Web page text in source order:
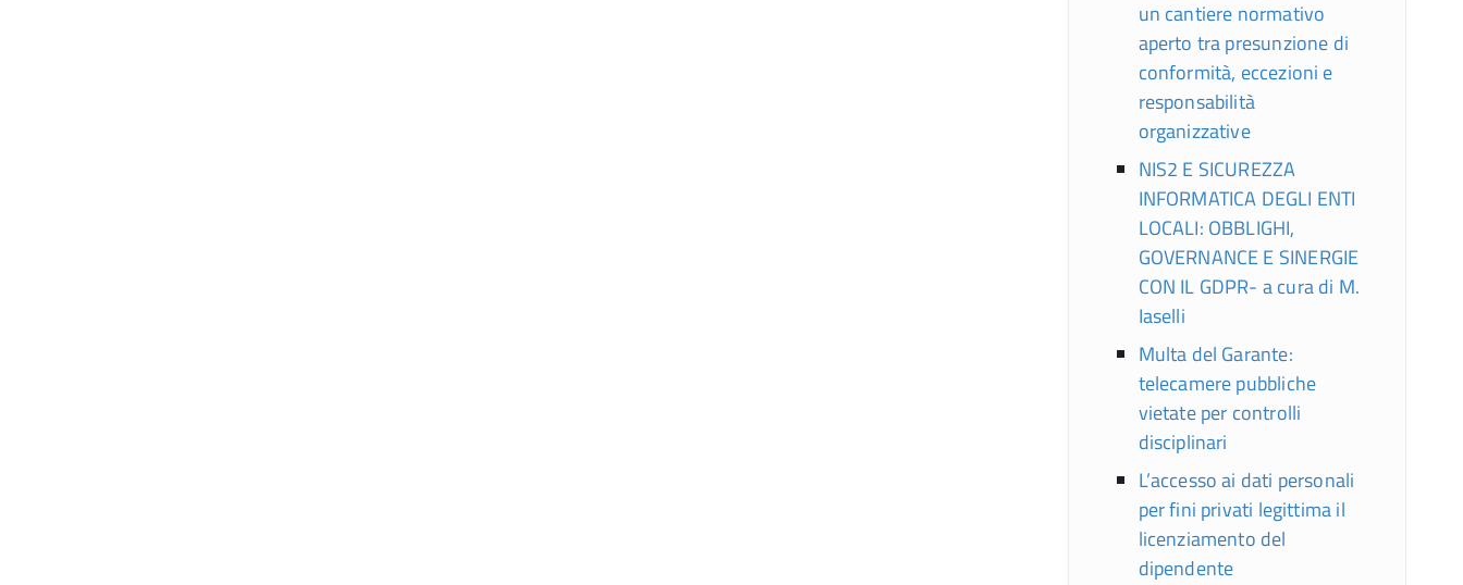
un cantiere normativo
aperto tra presunzione di
conformità, eccezioni e
responsabilità
organizzative
NIS2 E SICUREZZA
INFORMATICA DEGLI ENTI
LOCALI: OBBLIGHI,
GOVERNANCE E SINERGIE
CON IL GDPR- a cura di M.
Iaselli
Multa del Garante:
telecamere pubbliche
vietate per controlli
disciplinari
L’accesso ai dati personali
per fini privati legittima il
licenziamento del
dipendente